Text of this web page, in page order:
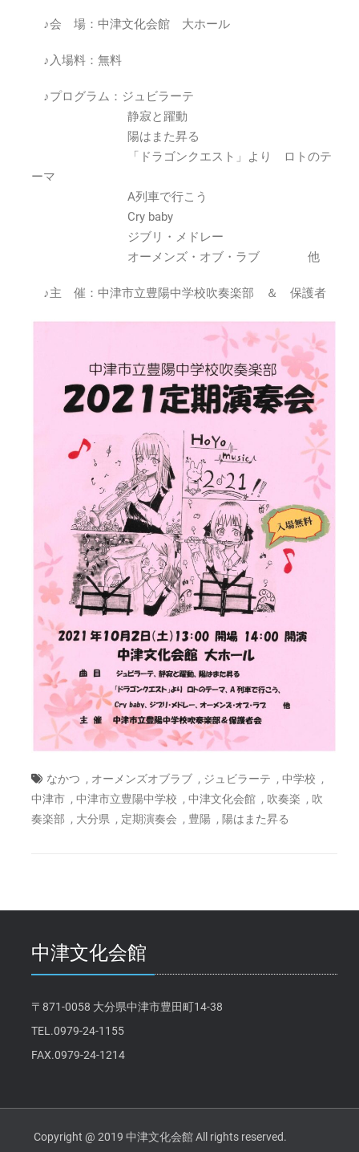
陽
奏
楽
部
2021
期
演
会
2021
10
2
は
♪会 場：中津文化会館 大ホール
♪入場料：無料
♪プログラム：ジュビラーテ
静寂と躍動
陽はまた昇る
「ドラゴンクエスト」より ロトのテ
ーマ
A列車で行こう
Cry baby
ジブリ・メドレー
オーメンズ・オブ・ラブ 他
♪主 催：中津市立豊陽中学校吹奏楽部 ＆ 保護者
なかつ , オーメンズオブラブ , ジュビラーテ , 中学校 ,
中津市 , 中津市立豊陽中学校 , 中津文化会館 , 吹奏楽 , 吹
奏楽部 , 大分県 , 定期演奏会 , 豊陽 , 陽はまた昇る
中津文化会館
〒871-0058 大分県中津市豊田町14-38
TEL.0979-24-1155
FAX.0979-24-1214
Copyright @ 2019 中津文化会館 All rights reserved.